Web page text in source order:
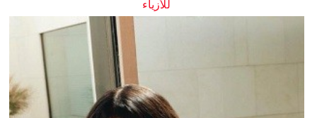
للأزياء